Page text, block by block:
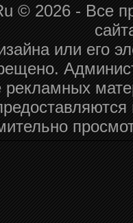
© 2026 - Все
или его
рекламных